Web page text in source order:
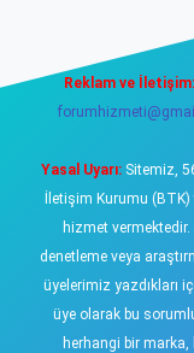
Reklam ve İletişim:
Yasal Uyarı:Sitemiz,
İletişim Kurumu
hizmet
denetleme veya
üyelerimiz yazdıkları
üye olarak bu
herhangi bir marka,